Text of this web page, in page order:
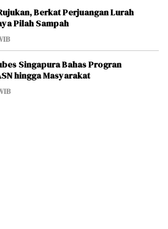
Berkat Perjuangan Lurah
Pilah Sampah
Singapura Bahas Progran
hingga Masyarakat